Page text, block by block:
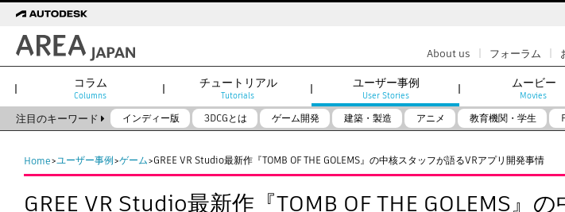
About us | フォーラム |
コラム
Columns
チュートリアル
Tutorials
ユーザー事例
User Stories
ムービー
Movies
注目のキーワード インディー版 3DCGとは ゲーム開発 建築・製造 アニメ 教育機関・学生
Home>ユーザー事例>ゲーム>GREE VR Studio最新作『TOMB OF THE GOLEMS』の中核スタッフが語るVRアプリ開発事情
GREE VR Studio最新作『TOMB OF THE GOLEMS』